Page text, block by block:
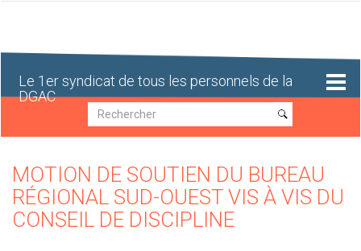
Le 1er syndicat de tous les personnels de la
DGAC
Recherche
Recherche
MOTION DE SOUTIEN DU BUREAU
RÉGIONAL SUD-OUEST VIS À VIS DU
CONSEIL DE DISCIPLINE